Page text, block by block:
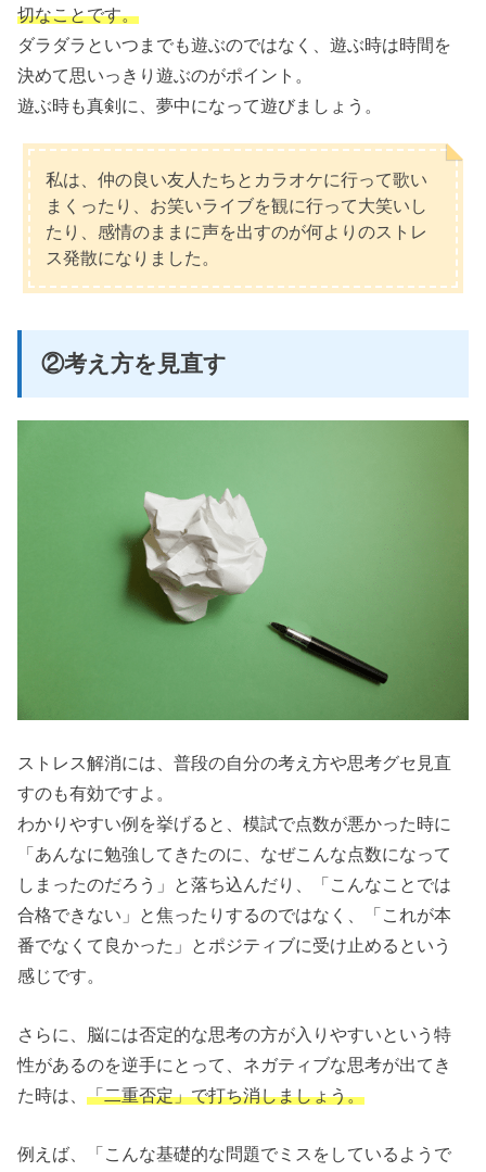
切なことです。
ダラダラといつまでも遊ぶのではなく、遊ぶ時は時間を
決めて思いっきり遊ぶのがポイント。
遊ぶ時も真剣に、夢中になって遊びましょう。
私は、仲の良い友人たちとカラオケに行って歌い
まくったり、お笑いライブを観に行って大笑いし
たり、感情のままに声を出すのが何よりのストレ
ス発散になりました。
②考え方を見直す
ストレス解消には、普段の自分の考え方や思考グセ見直
すのも有効ですよ。
わかりやすい例を挙げると、模試で点数が悪かった時に
「あんなに勉強してきたのに、なぜこんな点数になって
しまったのだろう」と落ち込んだり、「こんなことでは
合格できない」と焦ったりするのではなく、「これが本
番でなくて良かった」とポジティブに受け止めるという
感じです。
さらに、脳には否定的な思考の方が入りやすいという特
性があるのを逆手にとって、ネガティブな思考が出てき
た時は、「二重否定」で打ち消しましょう。
例えば、「こんな基礎的な問題でミスをしているようで